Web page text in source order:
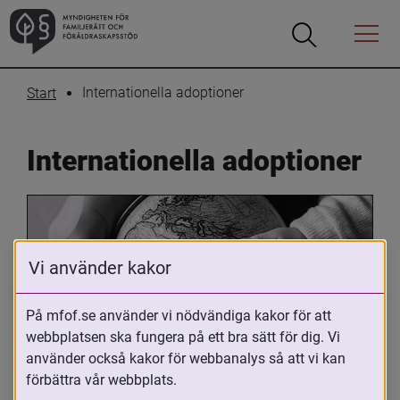
Öppna
Öppna
Menyn
Start Internationella adoptioner
Internationella adoptioner
Oavsett om du är adopterad,
adoptivförälder eller arbetar med
Vi använder kakor
På mfof.se använder vi nödvändiga kakor för att
webbplatsen ska fungera på ett bra sätt för dig. Vi
använder också kakor för webbanalys så att vi kan
förbättra vår webbplats.